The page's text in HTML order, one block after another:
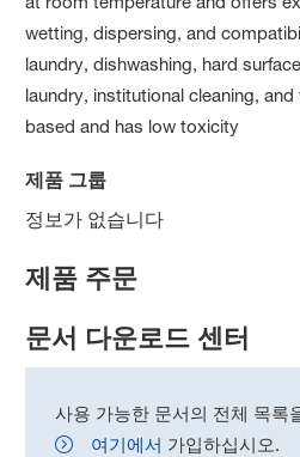
wetting, dispersing, and
laundry, dishwashing, hard
laundry, institutional cleaning,
based and has low toxicity
제품 그룹
정보가 없습니다
제품 주문
문서 다운로드 센터
사용 가능한 문서의 전체 목록
여기에서 가입하십시오.